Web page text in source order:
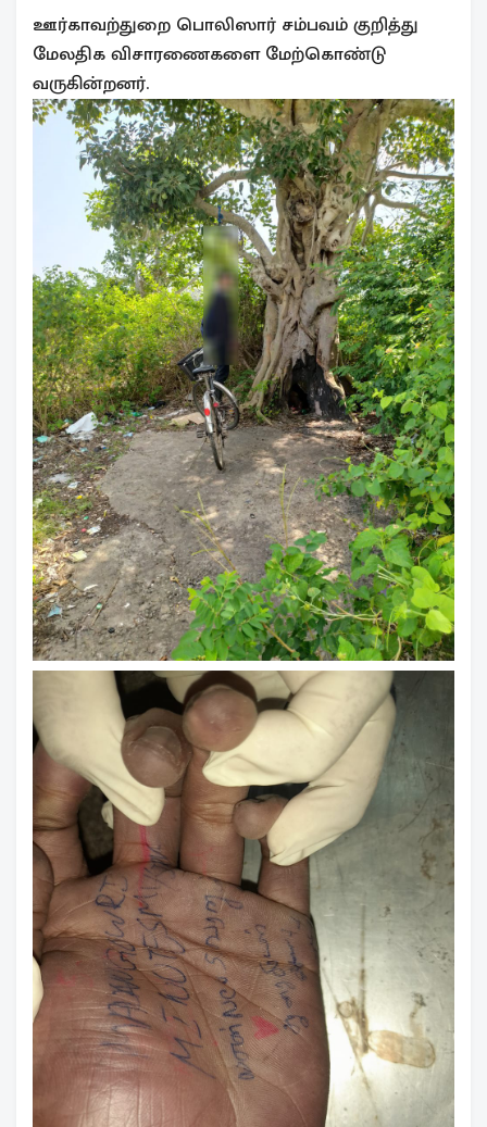
ஊர்காவற்துறை பொலிஸார் சம்பவம் குறித்து
மேலதிக விசாரணைகளை மேற்கொண்டு
வருகின்றனர்.